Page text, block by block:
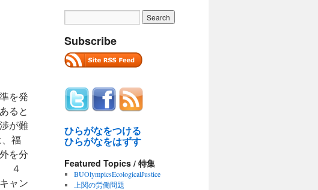
を発
ると
が難
福
を分
４
ャン
Subscribe
ひらがなをつける
ひらがなをはずす
Featured Topics / 特集
BUOlympicsEcologicalJustice
上関の労働問題